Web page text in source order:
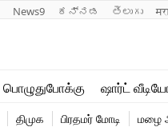
News9 ಕನ್ನಡ తెలుగు
பொழுதுபோக்கு ஷார்ட்
வணிகம்
திமுக பிரதமர் மோடி மழை